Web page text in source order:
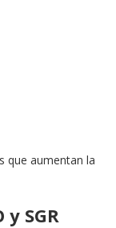
que aumentan la
SGR